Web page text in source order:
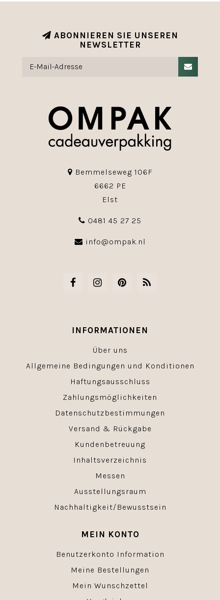
ABONNIEREN SIE UNSEREN
NEWSLETTER
Bemmelseweg 106F
6662 PE
Elst
0481 45 27 25
info@ompak.nl
INFORMATIONEN
Über uns
Allgemeine Bedingungen und Konditionen
Haftungsausschluss
Zahlungsmöglichkeiten
Datenschutzbestimmungen
Versand & Rückgabe
Kundenbetreuung
Inhaltsverzeichnis
Messen
Ausstellungsraum
Nachhaltigkeit/Bewusstsein
MEIN KONTO
Benutzerkonto Information
Meine Bestellungen
Mein Wunschzettel